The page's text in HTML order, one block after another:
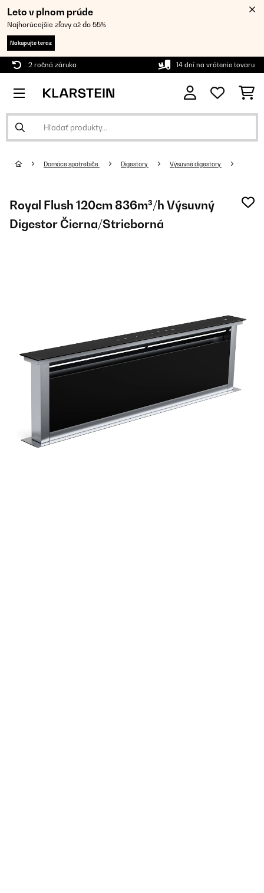
Leto v plnom prúde
Najhorúcejšie zľavy až do 55%
Nakupujte teraz
2 ročná záruka 14 dní na vrátenie tovaru
Domáce spotrebiče Digestory Výsuvné digestory
Royal Flush 120cm 836m³/h Výsuvný
Digestor Čierna/Strieborná